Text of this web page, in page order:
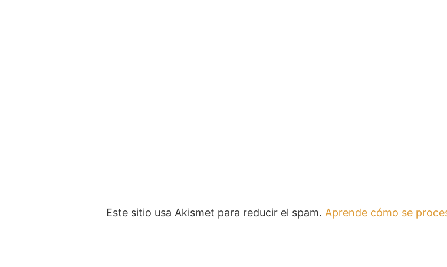
Este sitio usa Akismet para reducir el spam. Aprende cómo se